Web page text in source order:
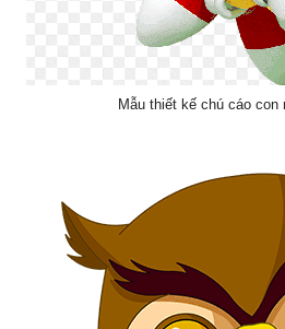
Mẫu thiết kế chú cáo con